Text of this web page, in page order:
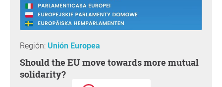
Región: Unión Europea
Should the EU move towards more mutual
solidarity?